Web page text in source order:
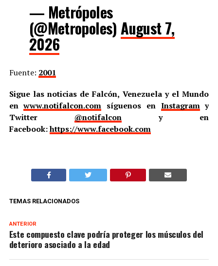
— Metrópoles
(@Metropoles) August 7,
2026
Fuente: 2001
Sigue las noticias de Falcón, Venezuela y el Mundo
enwww.notifalcon.com síguenos en Instagramy
Twitter @notifalcony en
Facebook:https://www.facebook.com
TEMAS RELACIONADOS
ANTERIOR
Este compuesto clave podría proteger los músculos del
deterioro asociado a la edad